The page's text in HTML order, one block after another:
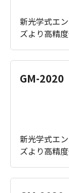
新光学式エ
ズより高精
GM-2020
新光学式エ
ズより高精